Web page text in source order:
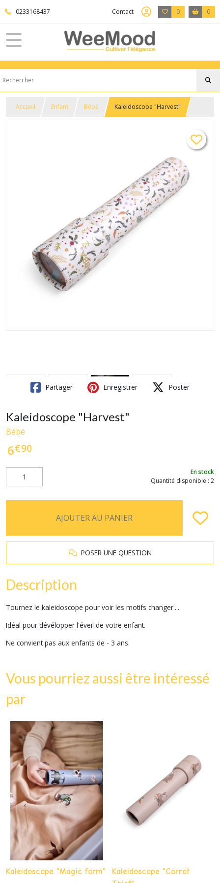
0233168437 Contact 0 0
Accueil Enfant Bébé Kaleidoscope "Harvest"
Partager Enregistrer Poster
Kaleidoscope "Harvest"
Bébé
6€90
En stock
Quantité disponible : 2
AJOUTER AU PANIER
POSER UNE QUESTION
Description
Tournez le kaleidoscope pour voir les motifs changer....
Idéal pour dévélopper l'éveil de votre enfant.
Ne convient pas aux enfants de - 3 ans.
Vous pourriez aussi être intéressé
par
Kaleidoscope "Magic farm"
Kaleidoscope "Carrot